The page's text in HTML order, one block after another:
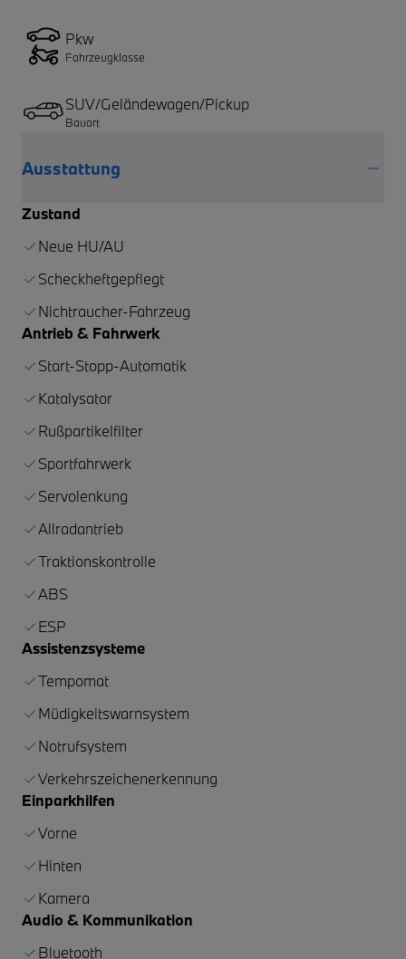
Pkw
Fahrzeugklasse
SUV/Geländewagen/Pickup
Bauart
Ausstattung
Zustand
Neue HU/AU
Scheckheftgepflegt
Nichtraucher-Fahrzeug
Antrieb & Fahrwerk
Start-Stopp-Automatik
Katalysator
Rußpartikelfilter
Sportfahrwerk
Servolenkung
Allradantrieb
Traktionskontrolle
ABS
ESP
Assistenzsysteme
Tempomat
Müdigkeitswarnsystem
Notrufsystem
Verkehrszeichenerkennung
Einparkhilfen
Vorne
Hinten
Kamera
Audio & Kommunikation
Bluetooth